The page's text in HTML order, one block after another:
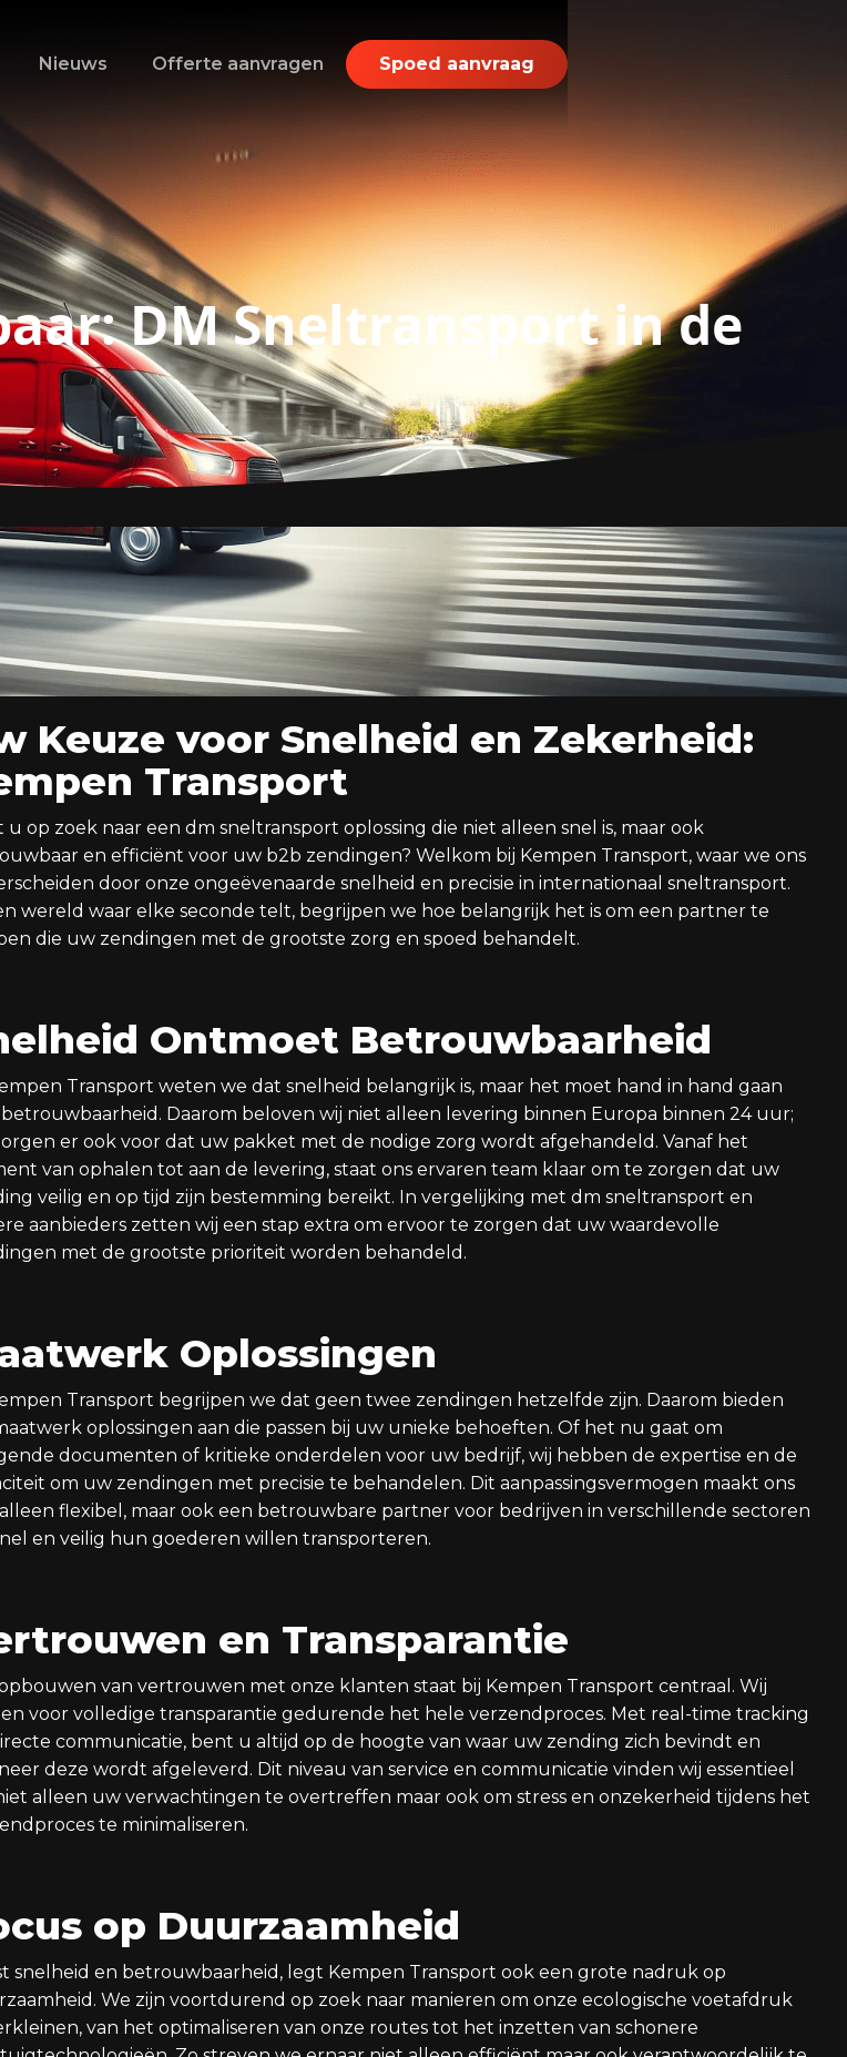
Nieuws Offerte aanvragen Spoed aanvraag
DM Sneltransport in de
Keuze voor Snelheid en Zekerheid:
Transport
u op zoek naar een dm sneltransport oplossing die niet alleen snel is, maar ook
en efficiënt voor uw b2b zendingen? Welkom bij Kempen Transport, waar we ons
door onze ongeëvenaarde snelheid en precisie in internationaal sneltransport.
wereld waar elke seconde telt, begrijpen we hoe belangrijk het is om een partner te
die uw zendingen met de grootste zorg en spoed behandelt.
Ontmoet Betrouwbaarheid
Transport weten we dat snelheid belangrijk is, maar het moet hand in hand gaan
Daarom beloven wij niet alleen levering binnen Europa binnen 24 uur;
er ook voor dat uw pakket met de nodige zorg wordt afgehandeld. Vanaf het
van ophalen tot aan de levering, staat ons ervaren team klaar om te zorgen dat uw
veilig en op tijd zijn bestemming bereikt. In vergelijking met dm sneltransport en
aanbieders zetten wij een stap extra om ervoor te zorgen dat uw waardevolle
met de grootste prioriteit worden behandeld.
Oplossingen
Transport begrijpen we dat geen twee zendingen hetzelfde zijn. Daarom bieden
oplossingen aan die passen bij uw unieke behoeften. Of het nu gaat om
documenten of kritieke onderdelen voor uw bedrijf, wij hebben de expertise en de
om uw zendingen met precisie te behandelen. Dit aanpassingsvermogen maakt ons
flexibel, maar ook een betrouwbare partner voor bedrijven in verschillende sectoren
en veilig hun goederen willen transporteren.
en Transparantie
van vertrouwen met onze klanten staat bij Kempen Transport centraal. Wij
voor volledige transparantie gedurende het hele verzendproces. Met real-time tracking
communicatie, bent u altijd op de hoogte van waar uw zending zich bevindt en
deze wordt afgeleverd. Dit niveau van service en communicatie vinden wij essentieel
alleen uw verwachtingen te overtreffen maar ook om stress en onzekerheid tijdens het
te minimaliseren.
op Duurzaamheid
snelheid en betrouwbaarheid, legt Kempen Transport ook een grote nadruk op
We zijn voortdurend op zoek naar manieren om onze ecologische voetafdruk
van het optimaliseren van onze routes tot het inzetten van schonere